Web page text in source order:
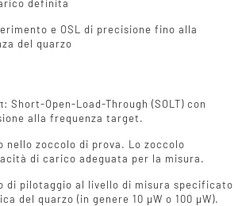
definita
e OSL di precisione fino alla
del quarzo
Short-Open-Load-Through (SOLT) con
alla frequenza target.
nello zoccolo di prova. Lo zoccolo
di carico adeguata per la misura.
di pilotaggio al livello di misura specificato
del quarzo (in genere 10 µW o 100 µW).